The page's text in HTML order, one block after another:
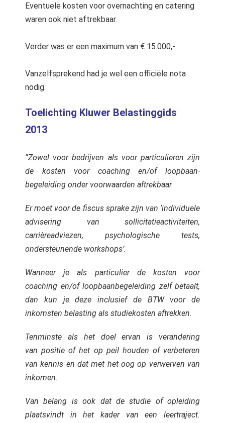
Eventuele kosten voor overnachting en catering
waren ook niet aftrekbaar.
Verder was er een maximum van € 15.000,-.
Vanzelfsprekend had je wel een officiële nota
nodig.
Toelichting Kluwer Belastinggids
2013
“Zowel voor bedrijven als voor particulieren zijn
de kosten voor coaching en/of loopbaan-
begeleiding onder voorwaarden aftrekbaar.
Er moet voor de fiscus sprake zijn van ‘individuele
advisering van sollicitatieactiviteiten,
carrièreadviezen, psychologische tests,
ondersteunende workshops’.
Wanneer je als particulier de kosten voor
coaching en/of loopbaanbegeleiding zelf betaalt,
dan kun je deze inclusief de BTW voor de
inkomsten belasting als studiekosten aftrekken.
Tenminste als het doel ervan is verandering
van positie of het op peil houden of verbeteren
van kennis en dat met het oog op verwerven van
inkomen.
Van belang is ook dat de studie of opleiding
plaatsvindt in het kader van een leertraject.